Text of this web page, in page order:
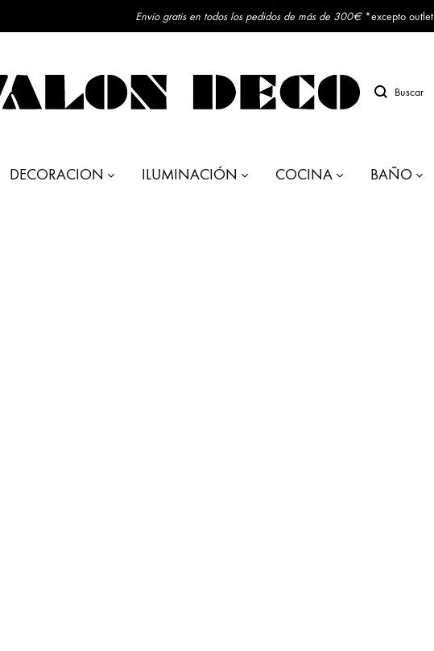
Envío gratis en todos los pedidos de más de 300€*excepto outlet
Buscar
DECORACION ILUMINACIÓN COCINA BAÑO